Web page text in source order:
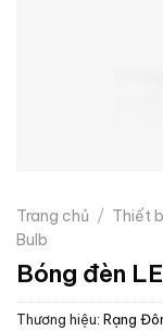
Trang chủ / Thiết
Bulb
Bóng đèn
Thương hiệu: Rạng